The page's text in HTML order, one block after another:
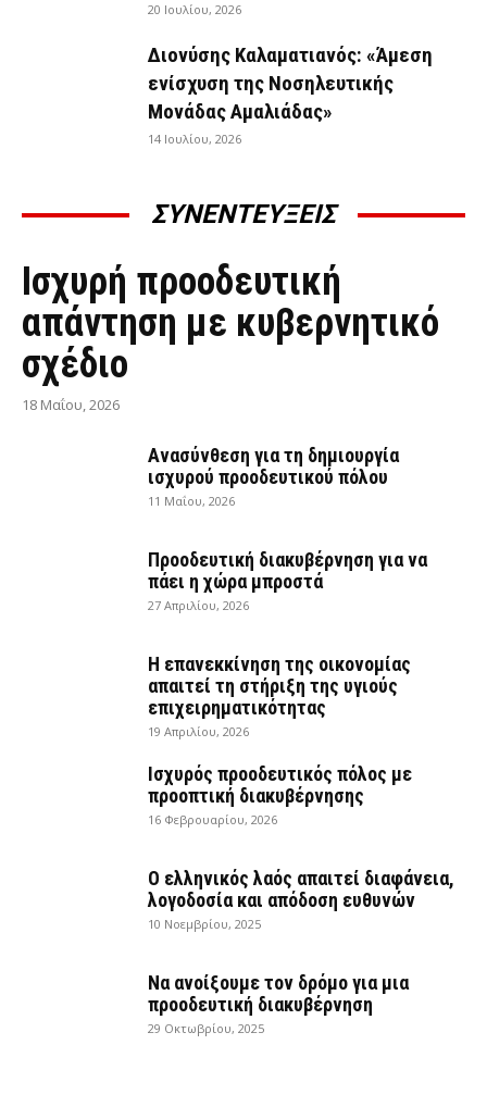
20 Ιουλίου, 2026
Διονύσης Καλαματιανός: «Άμεση
ενίσχυση της Νοσηλευτικής
Μονάδας Αμαλιάδας»
14 Ιουλίου, 2026
ΣΥΝΕΝΤΕΥΞΕΙΣ
ΣΥΝΕΝΤΕΎΞΕΙΣ
Ισχυρή προοδευτική
απάντηση με κυβερνητικό
σχέδιο
18 Μαΐου, 2026
Ανασύνθεση για τη δημιουργία
ισχυρού προοδευτικού πόλου
11 Μαΐου, 2026
Προοδευτική διακυβέρνηση για να
πάει η χώρα μπροστά
27 Απριλίου, 2026
Η επανεκκίνηση της οικονομίας
απαιτεί τη στήριξη της υγιούς
επιχειρηματικότητας
19 Απριλίου, 2026
Ισχυρός προοδευτικός πόλος με
προοπτική διακυβέρνησης
16 Φεβρουαρίου, 2026
Ο ελληνικός λαός απαιτεί διαφάνεια,
λογοδοσία και απόδοση ευθυνών
10 Νοεμβρίου, 2025
Να ανοίξουμε τον δρόμο για μια
προοδευτική διακυβέρνηση
29 Οκτωβρίου, 2025